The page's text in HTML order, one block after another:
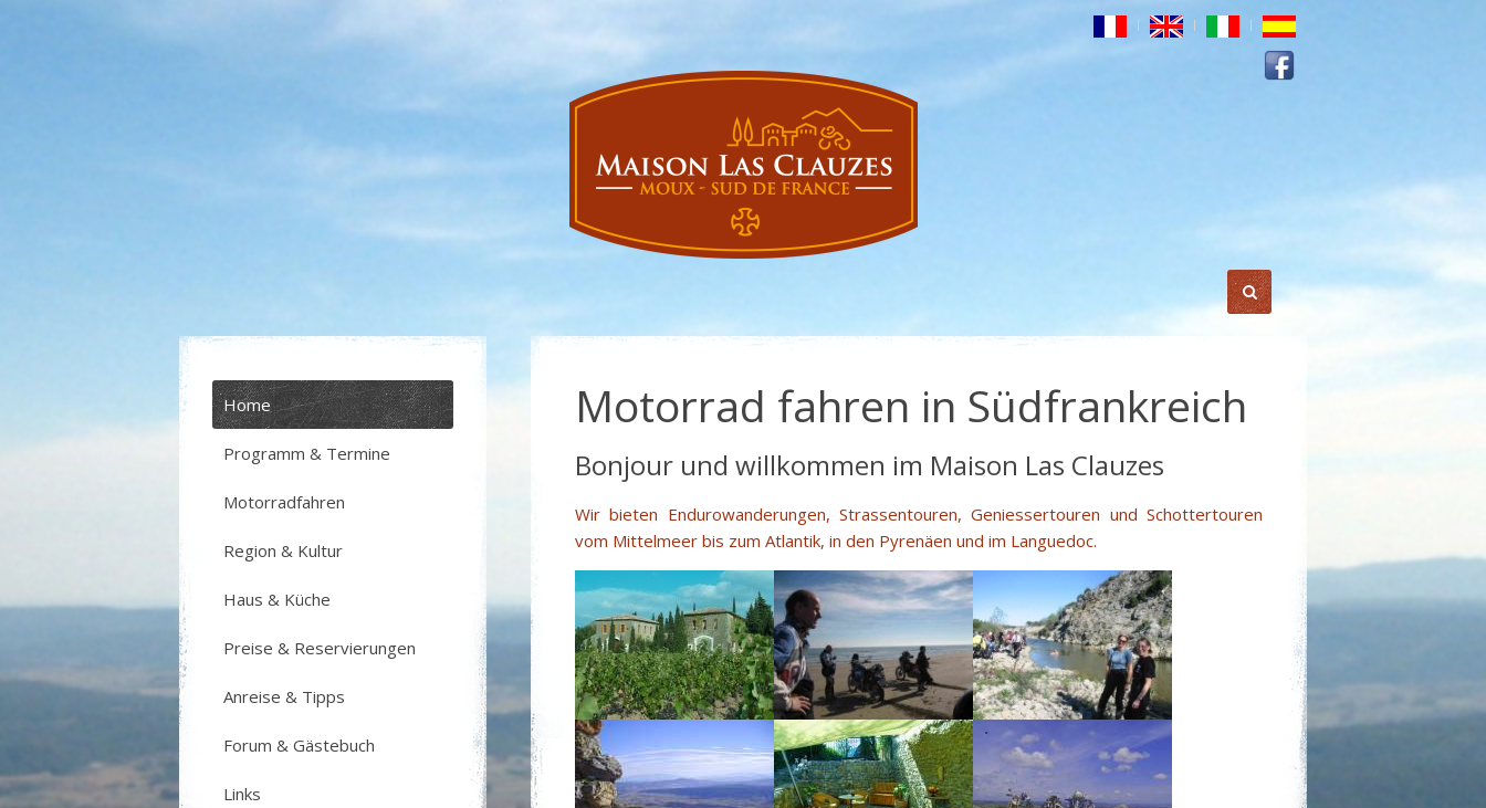
Motorrad fahren in Südfrankreich
Bonjour und willkommen im Maison Las Clauzes
Wir bieten Endurowanderungen, Strassentouren, Geniessertouren und Schottertouren
vom Mittelmeer bis zum Atlantik, in den Pyrenäen und im Languedoc.
Home
Programm & Termine
Motorradfahren
Region & Kultur
Haus & Küche
Preise & Reservierungen
Anreise & Tipps
Forum & Gästebuch
Links